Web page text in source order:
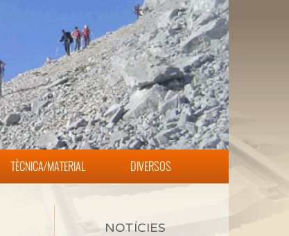
TÈCNICA/MATERIAL DIVERSOS
NOTÍCIES